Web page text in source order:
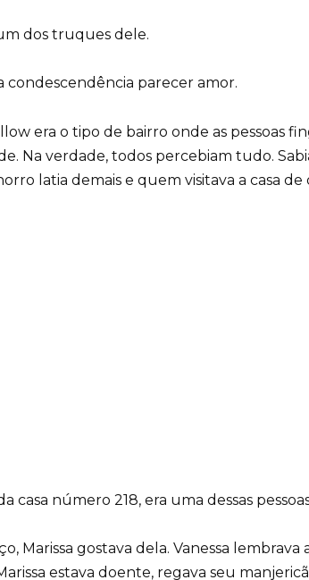
dos truques dele.
condescendência parecer amor.
era o tipo de bairro onde as pessoas
Na verdade, todos percebiam tudo.
latia demais e quem visitava a casa
casa número 218, era uma dessas
Marissa gostava dela. Vanessa
estava doente, regava seu